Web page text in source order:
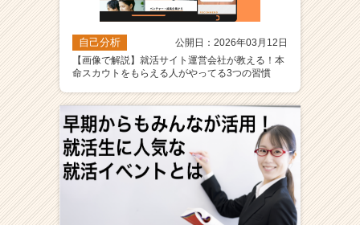
自己分析
公開日：2026年03月12日
【画像で解説】就活サイト運営会社が教える！本
命スカウトをもらえる人がやってる3つの習慣